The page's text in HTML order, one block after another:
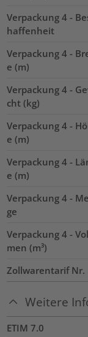
Verpackung 4 -
haffenheit
Verpackung 4 -
e (m)
Verpackung 4 -
cht (kg)
Verpackung 4 -
e (m)
Verpackung 4 -
e (m)
Verpackung 4 -
ge
Verpackung 4 -
men (m³)
Zollwarentarif Nr.
Weitere
ETIM 7.0